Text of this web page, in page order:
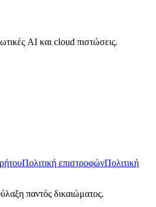
AI και cloud πιστώσεις.
Πολιτική επιστροφώνΠολιτική
παντός δικαιώματος.